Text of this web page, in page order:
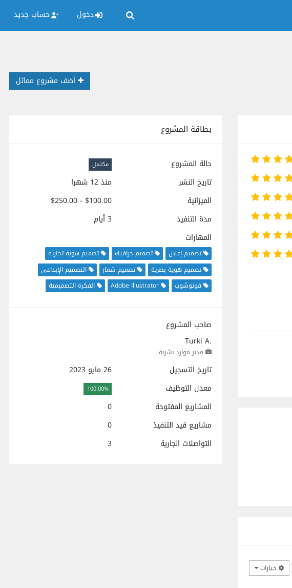
دخول حساب جديد
أضف مشروع مماثل
بطاقة المشروع
حالة المشروع مكتمل
تاريخ النشر
منذ 12 شهرا
الميزانية
$100.00 - $250.00
مدة التنفيذ
3 أيام
المهارات
تصميم إعلان تصميم جرافيك
تصميم هوية تجارية
تصميم هوية بصرية
تصميم شعار
التصميم الإبداعي
فوتوشوب
Adobe Illustrator الفكرة التصميمية
صاحب المشروع
Turki A.
مدير موارد بشرية
تاريخ التسجيل
26 مايو 2023
معدل التوظيف
100.00%
المشاريع المفتوحة
0
مشاريع قيد التنفيذ
0
التواصلات الجارية
3
خيارات